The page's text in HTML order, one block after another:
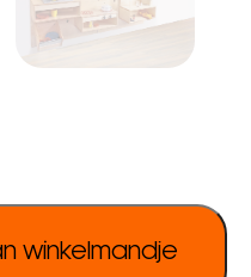
winkelmandje